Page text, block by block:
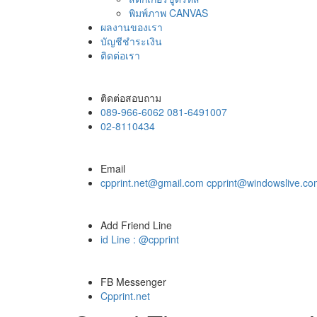
พิมพ์ภาพ CANVAS
ผลงานของเรา
บัญชีชำระเงิน
ติดต่อเรา
ติดต่อสอบถาม
089-966-6062 081-6491007
02-8110434
Email
cpprint.net@gmail.com
Add Friend Line
id Line : @cpprint
FB Messenger
Cpprint.net